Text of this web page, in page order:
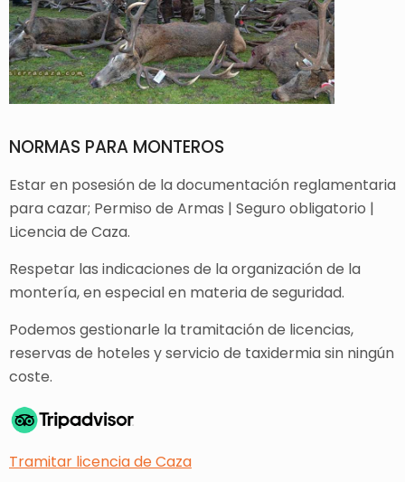
NORMAS PARA MONTEROS
Estar en posesión de la documentación reglamentaria
para cazar; Permiso de Armas | Seguro obligatorio |
Licencia de Caza.
Respetar las indicaciones de la organización de la
montería, en especial en materia de seguridad.
Podemos gestionarle la tramitación de licencias,
reservas de hoteles y servicio de taxidermia sin ningún
coste.
Tramitar licencia de Caza